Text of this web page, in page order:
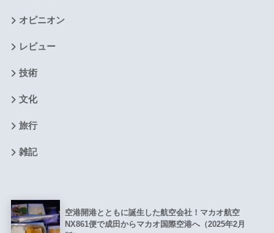
オピニオン
レビュー
技術
文化
旅行
雑記
空港開港とともに誕生した航空会社！マカオ航空
NX861便で成田からマカオ国際空港へ（2025年2月